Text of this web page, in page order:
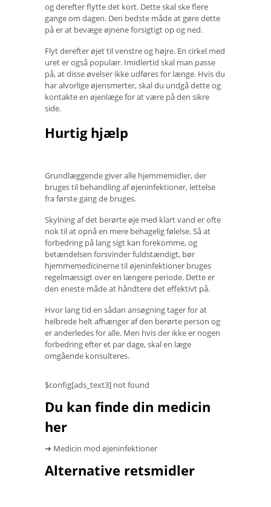
og derefter flytte det kort. Dette skal ske flere
gange om dagen. Den bedste måde at gøre dette
på er at bevæge øjnene forsigtigt op og ned.
Flyt derefter øjet til venstre og højre. En cirkel med
uret er også populær. Imidlertid skal man passe
på, at disse øvelser ikke udføres for længe. Hvis du
har alvorlige øjensmerter, skal du undgå dette og
kontakte en øjenlæge for at være på den sikre
side.
Hurtig hjælp
Grundlæggende giver alle hjemmemidler, der
bruges til behandling af øjeninfektioner, lettelse
fra første gang de bruges.
Skylning af det berørte øje med klart vand er ofte
nok til at opnå en mere behagelig følelse. Så at
forbedring på lang sigt kan forekomme, og
betændelsen forsvinder fuldstændigt, bør
hjemmemedicinerne til øjeninfektioner bruges
regelmæssigt over en længere periode. Dette er
den eneste måde at håndtere det effektivt på.
Hvor lang tid en sådan ansøgning tager for at
helbrede helt afhænger af den berørte person og
er anderledes for alle. Men hvis der ikke er nogen
forbedring efter et par dage, skal en læge
omgående konsulteres.
$config[ads_text3] not found
Du kan finde din medicin
her
➔ Medicin mod øjeninfektioner
Alternative retsmidler